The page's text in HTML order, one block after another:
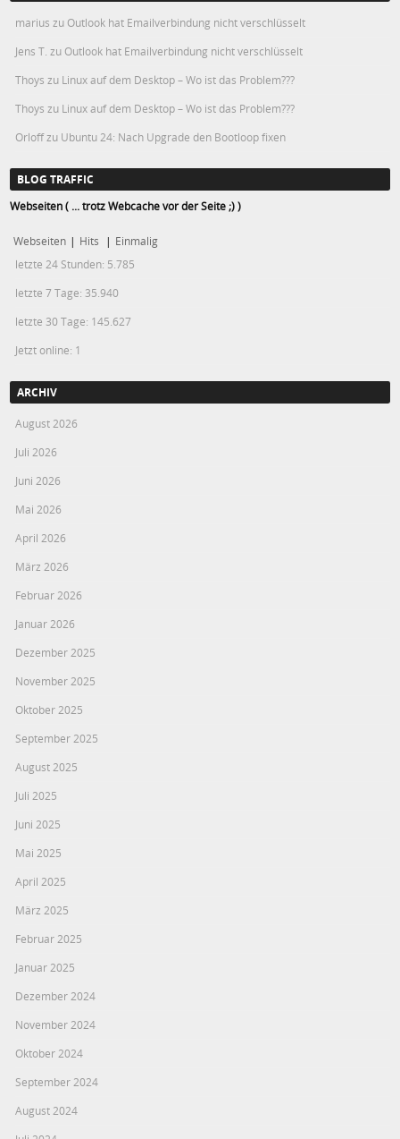
marius zu Outlook hat Emailverbindung nicht verschlüsselt
Jens T. zu Outlook hat Emailverbindung nicht verschlüsselt
Thoys zu Linux auf dem Desktop – Wo ist das Problem???
Thoys zu Linux auf dem Desktop – Wo ist das Problem???
Orloffzu Ubuntu 24: Nach Upgrade den Bootloop fixen
BLOG TRAFFIC
Webseiten ( ... trotz Webcache vor der Seite ;) )
Webseiten | Hits | Einmalig
letzte 24 Stunden: 5.785
letzte 7 Tage: 35.940
letzte 30 Tage: 145.627
Jetzt online: 1
ARCHIV
August 2026
Juli 2026
Juni 2026
Mai 2026
April 2026
März 2026
Februar 2026
Januar 2026
Dezember 2025
November 2025
Oktober 2025
September 2025
August 2025
Juli 2025
Juni 2025
Mai 2025
April 2025
März 2025
Februar 2025
Januar 2025
Dezember 2024
November 2024
Oktober 2024
September 2024
August 2024